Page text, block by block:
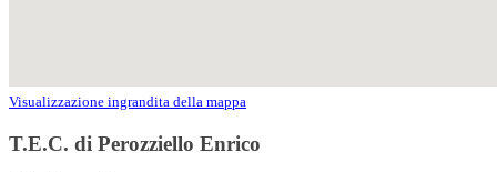
Visualizzazione ingrandita della mappa
T.E.C. di Perozziello Enrico